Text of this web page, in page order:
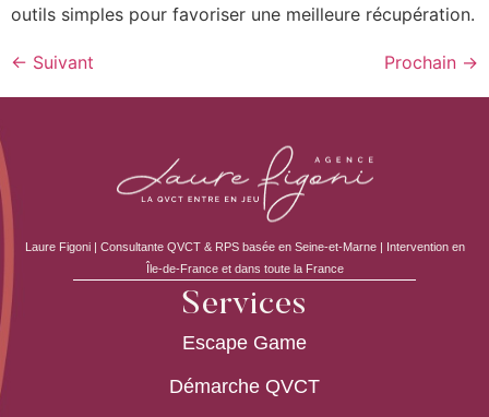
outils simples pour favoriser une meilleure récupération.
← Suivant Prochain →
Laure Figoni | Consultante QVCT & RPS basée en Seine-et-Marne | Intervention en
Île-de-France et dans toute la France
Services
Escape Game
Démarche QVCT